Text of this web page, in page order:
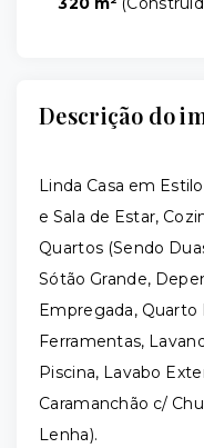
Descrição do
Linda Casa em
e Sala de Estar,
Quartos (Sendo
Sótão Grande,
Empregada,
Ferramentas,
Piscina, Lavabo
Caramanchão c/
Lenha).